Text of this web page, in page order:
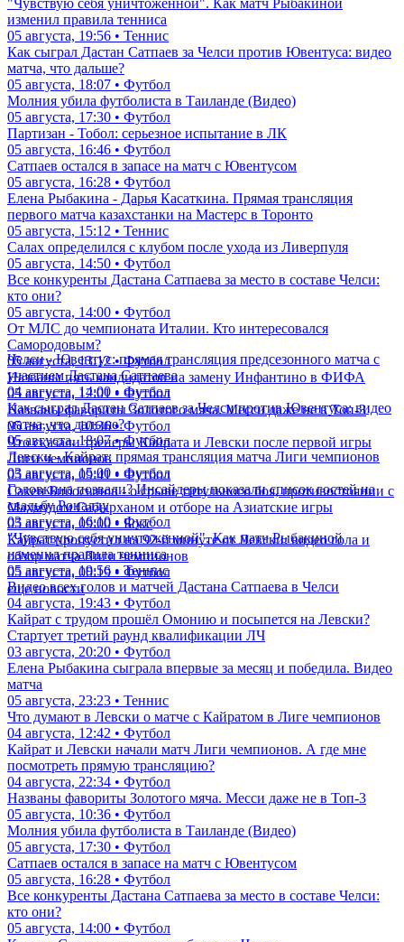
"Чувствую себя уничтоженной". Как матч Рыбакиной
изменил правила тенниса
05 августа, 19:56 • Теннис
Как сыграл Дастан Сатпаев за Челси против Ювентуса: видео
матча, что дальше?
05 августа, 18:07 • Футбол
Молния убила футболиста в Таиланде (Видео)
05 августа, 17:30 • Футбол
Партизан - Тобол: серьезное испытание в ЛК
05 августа, 16:46 • Футбол
Сатпаев остался в запасе на матч с Ювентусом
05 августа, 16:28 • Футбол
Елена Рыбакина - Дарья Касаткина. Прямая трансляция
первого матча казахстанки на Мастерс в Торонто
05 августа, 15:12 • Теннис
Салах определился с клубом после ухода из Ливерпуля
05 августа, 14:50 • Футбол
Все конкуренты Дастана Сатпаева за место в составе Челси:
кто они?
05 августа, 14:00 • Футбол
От МЛС до чемпионата Италии. Кто интересовался
Самородовым?
05 августа, 13:12 • Футбол
Названы пять кандидатов на замену Инфантино в ФИФА
05 августа, 12:01 • Футбол
Названы фавориты Золотого мяча. Месси даже не в Топ-3
05 августа, 10:36 • Футбол
Что сказали тренеры Кайрата и Левски после первой игры
Лиги чемпионов
05 августа, 09:41 • Футбол
Сакен Бибосынов - о срыве титульного боя, противостоянии с
Махмудом Сабырханом и отборе на Азиатские игры
05 августа, 09:00 • Бокс
Кайрат пропустил на 92-й минуте от Левски: видео гола и
обзор матча Лиги чемпионов
05 августа, 00:19 • Футбол
еще новости
Челси - Ювентус: прямая трансляция предсезонного матча с
участием Дастана Сатпаева
04 августа, 14:00 • Футбол
Как сыграл Дастан Сатпаев за Челси против Ювентуса: видео
матча, что дальше?
05 августа, 18:07 • Футбол
Левски - Кайрат: прямая трансляция матча Лиги чемпионов
03 августа, 15:00 • Футбол
Головкина позвали? Инсайдеры показали список гостей на
свадьбу Роналду
03 августа, 16:10 • Футбол
"Чувствую себя уничтоженной". Как матч Рыбакиной
изменил правила тенниса
05 августа, 19:56 • Теннис
Видео всех голов и матчей Дастана Сатпаева в Челси
04 августа, 19:43 • Футбол
Кайрат с трудом прошёл Омонию и посыпется на Левски?
Стартует третий раунд квалификации ЛЧ
03 августа, 20:20 • Футбол
Елена Рыбакина сыграла впервые за месяц и победила. Видео
матча
05 августа, 23:23 • Теннис
Что думают в Левски о матче с Кайратом в Лиге чемпионов
04 августа, 12:42 • Футбол
Кайрат и Левски начали матч Лиги чемпионов. А где мне
посмотреть прямую трансляцию?
04 августа, 22:34 • Футбол
Названы фавориты Золотого мяча. Месси даже не в Топ-3
05 августа, 10:36 • Футбол
Молния убила футболиста в Таиланде (Видео)
05 августа, 17:30 • Футбол
Сатпаев остался в запасе на матч с Ювентусом
05 августа, 16:28 • Футбол
Все конкуренты Дастана Сатпаева за место в составе Челси:
кто они?
05 августа, 14:00 • Футбол